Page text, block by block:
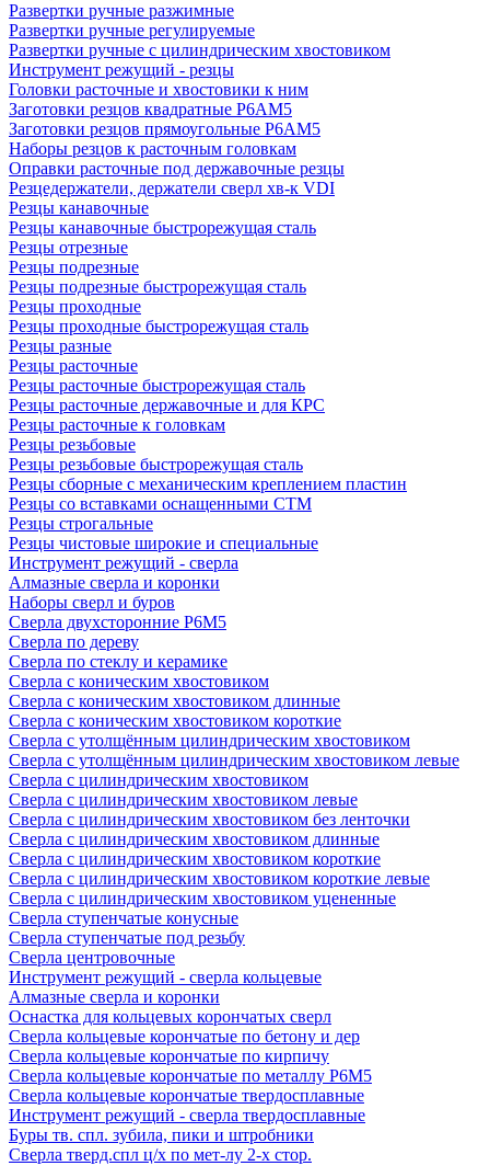
Развертки ручные разжимные
Развертки ручные регулируемые
Развертки ручные с цилиндрическим хвостовиком
Инструмент режущий - резцы
Головки расточные и хвостовики к ним
Заготовки резцов квадратные Р6АМ5
Заготовки резцов прямоугольные Р6АМ5
Наборы резцов к расточным головкам
Оправки расточные под державочные резцы
Резцедержатели, держатели сверл хв-к VDI
Резцы канавочные
Резцы канавочные быстрорежущая сталь
Резцы отрезные
Резцы подрезные
Резцы подрезные быстрорежущая сталь
Резцы проходные
Резцы проходные быстрорежущая сталь
Резцы разные
Резцы расточные
Резцы расточные быстрорежущая сталь
Резцы расточные державочные и для КРС
Резцы расточные к головкам
Резцы резьбовые
Резцы резьбовые быстрорежущая сталь
Резцы сборные с механическим креплением пластин
Резцы со вставками оснащенными СТМ
Резцы строгальные
Резцы чистовые широкие и специальные
Инструмент режущий - сверла
Алмазные сверла и коронки
Наборы сверл и буров
Сверла двухсторонние Р6М5
Сверла по дереву
Сверла по стеклу и керамике
Сверла с коническим хвостовиком
Сверла с коническим хвостовиком длинные
Сверла с коническим хвостовиком короткие
Сверла с утолщённым цилиндрическим хвостовиком
Сверла с утолщённым цилиндрическим хвостовиком левые
Сверла с цилиндрическим хвостовиком
Сверла с цилиндрическим хвостовиком левые
Сверла с цилиндрическим хвостовиком без ленточки
Сверла с цилиндрическим хвостовиком длинные
Сверла с цилиндрическим хвостовиком короткие
Сверла с цилиндрическим хвостовиком короткие левые
Сверла с цилиндрическим хвостовиком уцененные
Сверла ступенчатые конусные
Сверла ступенчатые под резьбу
Сверла центровочные
Инструмент режущий - сверла кольцевые
Алмазные сверла и коронки
Оснастка для кольцевых корончатых сверл
Сверла кольцевые корончатые по бетону и дер
Сверла кольцевые корончатые по кирпичу
Сверла кольцевые корончатые по металлу Р6М5
Сверла кольцевые корончатые твердосплавные
Инструмент режущий - сверла твердосплавные
Буры тв. спл. зубила, пики и штробники
Сверла тверд.спл ц/х по мет-лу 2-х стор.